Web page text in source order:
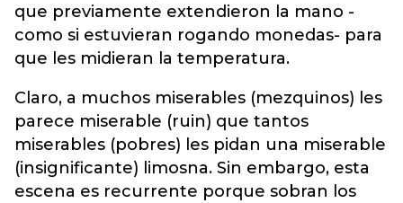
que previamente extendieron la mano -
como si estuvieran rogando monedas- para
que les midieran la temperatura.
Claro, a muchos miserables (mezquinos) les
parece miserable (ruin) que tantos
miserables (pobres) les pidan una miserable
(insignificante) limosna. Sin embargo, esta
escena es recurrente porque sobran los